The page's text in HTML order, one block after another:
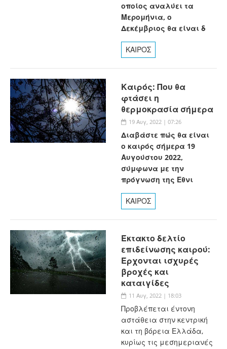
οποίος αναλύει τα
Μερομήνια, ο
Δεκέμβριος θα είναι δ
ΚΑΙΡΟΣ
Καιρός: Που θα
φτάσει η
θερμοκρασία σήμερα
19 Αυγ, 2022 | 07:26
Διαβάστε πώς θα είναι
ο καιρός σήμερα 19
Αυγούστου 2022,
σύμφωνα με την
πρόγνωση της Εθνι
ΚΑΙΡΟΣ
Έκτακτο δελτίο
επιδείνωσης καιρού:
Έρχονται ισχυρές
βροχές και
καταιγίδες
11 Αυγ, 2022 | 18:03
Προβλέπεται έντονη
αστάθεια στην κεντρική
και τη βόρεια Ελλάδα,
κυρίως τις μεσημεριανές